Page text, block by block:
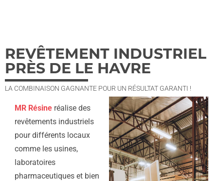
REVÊTEMENT INDUSTRIEL
PRÈS DE LE HAVRE
LA COMBINAISON GAGNANTE POUR UN RÉSULTAT GARANTI !
MR Résine réalise des
revêtements industriels
pour différents locaux
comme les usines,
laboratoires
pharmaceutiques et bien